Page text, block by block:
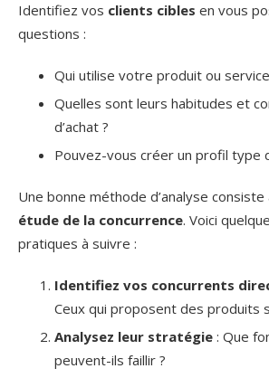
Identifiez vos clients cibles en vous
questions :
Qui utilise votre produit ou
Quelles sont leurs habitudes et
d’achat ?
Pouvez-vous créer un profil type
Une bonne méthode d’analyse consiste
étude de la concurrence. Voici
pratiques à suivre :
Identifiez vos concurrents
Ceux qui proposent des produits
Analysez leur stratégie : Que
peuvent-ils faillir ?